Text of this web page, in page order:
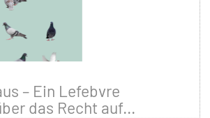
– Ein Lefebvre
das Recht auf...